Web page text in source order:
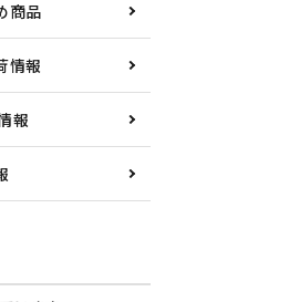
商品
情報
報